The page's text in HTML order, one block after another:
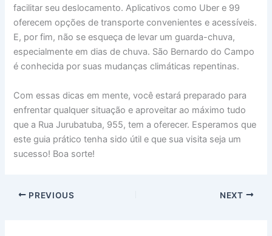
facilitar seu deslocamento. Aplicativos como Uber e 99
oferecem opções de transporte convenientes e acessíveis.
E, por fim, não se esqueça de levar um guarda-chuva,
especialmente em dias de chuva. São Bernardo do Campo
é conhecida por suas mudanças climáticas repentinas.
Com essas dicas em mente, você estará preparado para
enfrentar qualquer situação e aproveitar ao máximo tudo
que a Rua Jurubatuba, 955, tem a oferecer. Esperamos que
este guia prático tenha sido útil e que sua visita seja um
sucesso! Boa sorte!
PREVIOUS NEXT